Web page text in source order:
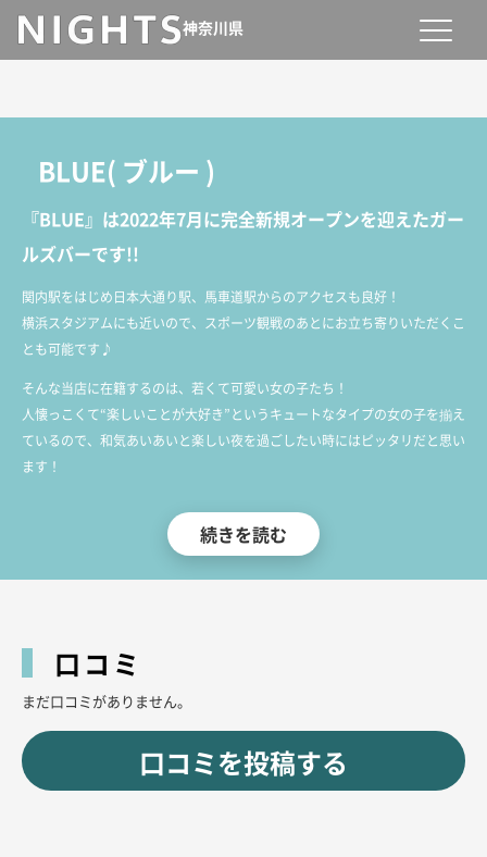
神奈川県
BLUE( ブルー )
『BLUE』は2022年7月に完全新規オープンを迎えたガー
ルズバーです!!
関内駅をはじめ日本大通り駅、馬車道駅からのアクセスも良好！
横浜スタジアムにも近いので、スポーツ観戦のあとにお立ち寄りいただくこ
とも可能です♪
そんな当店に在籍するのは、若くて可愛い女の子たち！
人懐っこくて“楽しいことが大好き”というキュートなタイプの女の子を揃え
ているので、和気あいあいと楽しい夜を過ごしたい時にはピッタリだと思い
ます！
料金システムはリーズナブルで、ビールや焼酎、ウイスキーなど数十種類の
お酒を飲み放題♪カラオケも無料でお楽しみいただけます！
皆さんのお越しをお待ちしています!!
続きを読む
口コミ
まだ口コミがありません。
口コミを投稿する